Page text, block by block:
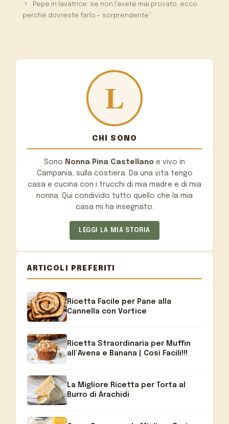
Pepe in lavatrice: se non l’avete mai provato, ecco
perché dovreste farlo – sorprendente”.
CHI SONO
Sono Nonna Pina Castellano e vivo in
Campania, sulla costiera. Da una vita tengo
casa e cucina con i trucchi di mia madre e di mia
nonna. Qui condivido tutto quello che la mia
casa mi ha insegnato.
LEGGI LA MIA STORIA
ARTICOLI PREFERITI
Ricetta Facile per Pane alla
Cannella con Vortice
Ricetta Straordinaria per Muffin
all’Avena e Banana | Così Facili!!!
La Migliore Ricetta per Torta al
Burro di Arachidi